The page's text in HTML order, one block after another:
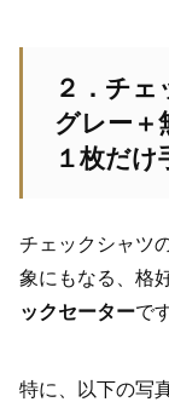
２．チ
グレー＋
１枚だけ
チェックシャツ
象にもなる、格
ックセーターで
特に、以下の写